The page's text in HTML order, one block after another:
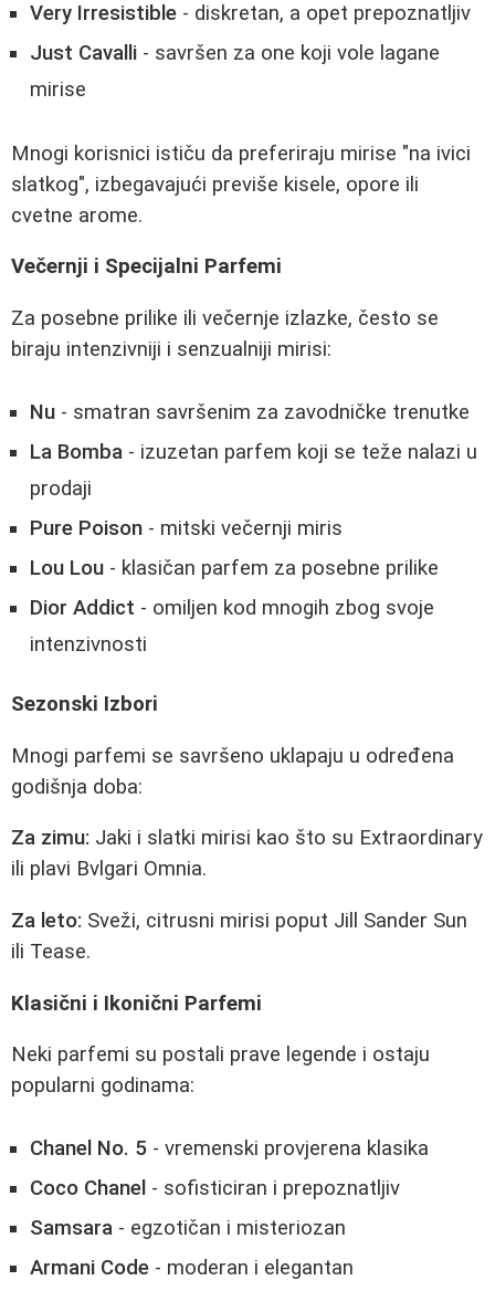
Very Irresistible - diskretan, a opet prepoznatljiv
Just Cavalli - savršen za one koji vole lagane
mirise
Mnogi korisnici ističu da preferiraju mirise "na ivici
slatkog", izbegavajući previše kisele, opore ili
cvetne arome.
Večernji i Specijalni Parfemi
Za posebne prilike ili večernje izlazke, često se
biraju intenzivniji i senzualniji mirisi:
Nu - smatran savršenim za zavodničke trenutke
La Bomba - izuzetan parfem koji se teže nalazi u
prodaji
Pure Poison - mitski večernji miris
Lou Lou - klasičan parfem za posebne prilike
Dior Addict - omiljen kod mnogih zbog svoje
intenzivnosti
Sezonski Izbori
Mnogi parfemi se savršeno uklapaju u određena
godišnja doba:
Za zimu: Jaki i slatki mirisi kao što su Extraordinary
ili plavi Bvlgari Omnia.
Za leto: Sveži, citrusni mirisi poput Jill Sander Sun
ili Tease.
Klasični i Ikonični Parfemi
Neki parfemi su postali prave legende i ostaju
popularni godinama:
Chanel No. 5 - vremenski provjerena klasika
Coco Chanel - sofisticiran i prepoznatljiv
Samsara - egzotičan i misteriozan
Armani Code - moderan i elegantan